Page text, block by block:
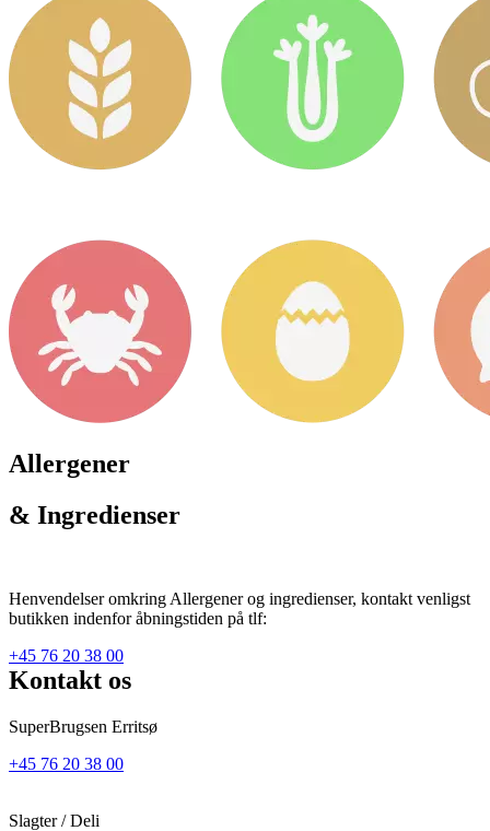
Allergener
& Ingredienser
Henvendelser omkring Allergener og ingredienser, kontakt venligst
butikken indenfor åbningstiden på tlf:
+45 76 20 38 00
Kontakt os
SuperBrugsen Erritsø
+45 76 20 38 00
Slagter / Deli